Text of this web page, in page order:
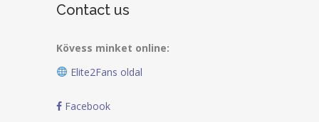
Contact us
Kövess minket online:
Elite2Fans oldal
Facebook